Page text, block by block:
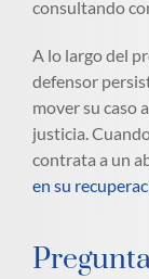
consultando
A lo largo del
defensor
mover su caso
justicia.
contrata a un
en su